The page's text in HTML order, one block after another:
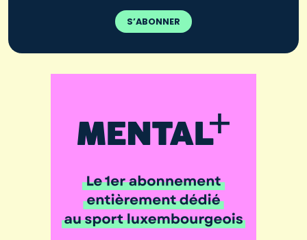
S’ABONNER